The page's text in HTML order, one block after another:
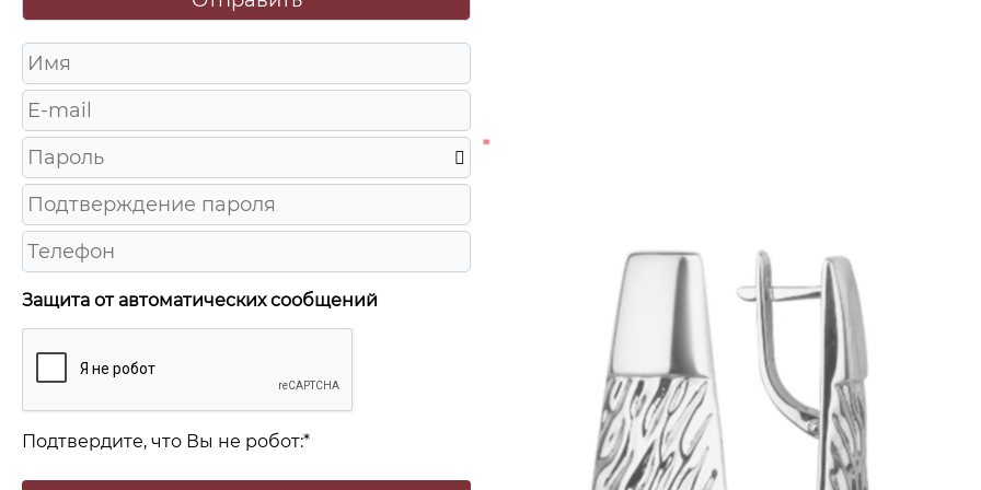
Защита от автоматических сообщений
Подтвердите, что Вы не робот:*